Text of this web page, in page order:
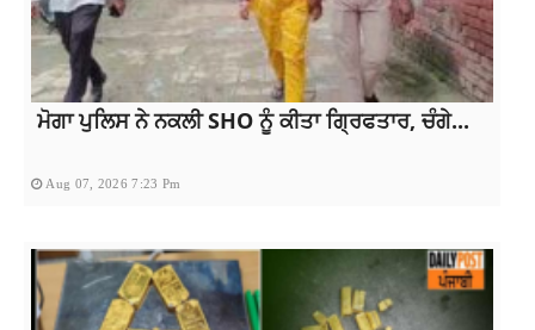
ਮੋਗਾ ਪੁਲਿਸ ਨੇ ਨਕਲੀ SHO ਨੂੰ ਕੀਤਾ ਗ੍ਰਿਫਤਾਰ, ਚੰਗੇ...
Aug 07, 2026 7:23 Pm